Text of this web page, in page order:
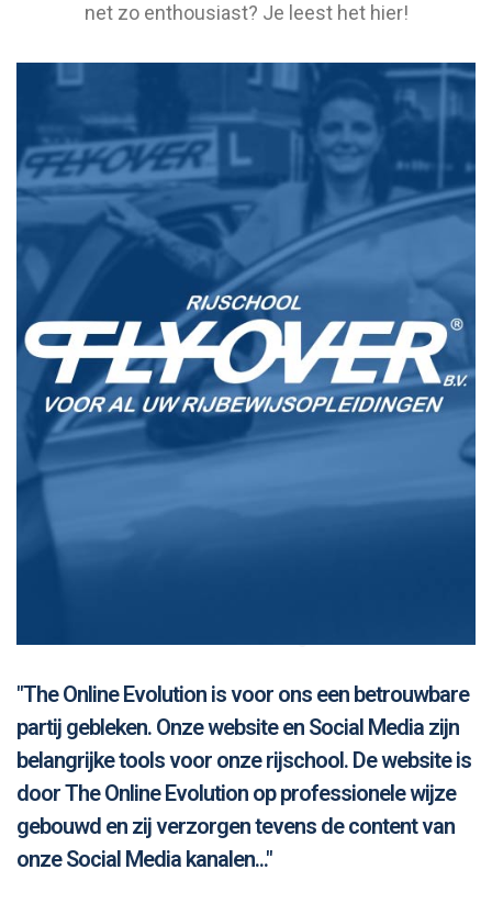
net zo enthousiast? Je leest het hier!
"The Online Evolution is voor ons een betrouwbare
partij gebleken. Onze website en Social Media zijn
belangrijke tools voor onze rijschool. De website is
door The Online Evolution op professionele wijze
gebouwd en zij verzorgen tevens de content van
onze Social Media kanalen..."